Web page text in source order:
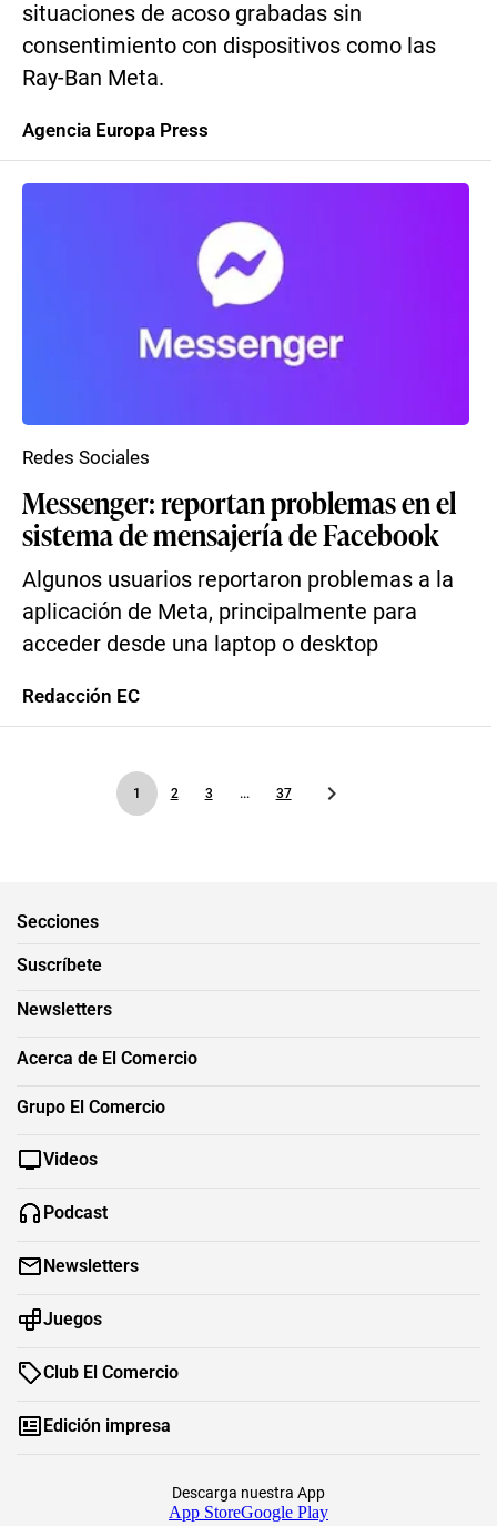
situaciones de acoso grabadas sin
consentimiento con dispositivos como las
Ray-Ban Meta.
Agencia Europa Press
Messenger: reportan problemas en el
sistema de mensajería de Facebook
Algunos usuarios reportaron problemas a la
aplicación de Meta, principalmente para
acceder desde una laptop o desktop
Redes Sociales
Redacción EC
1 2 3 ... 37
Secciones
Suscríbete
Newsletters
Acerca de El Comercio
Grupo El Comercio
Videos
Podcast
Newsletters
Juegos
Club El Comercio
Edición impresa
Descarga nuestra App
App StoreGoogle Play